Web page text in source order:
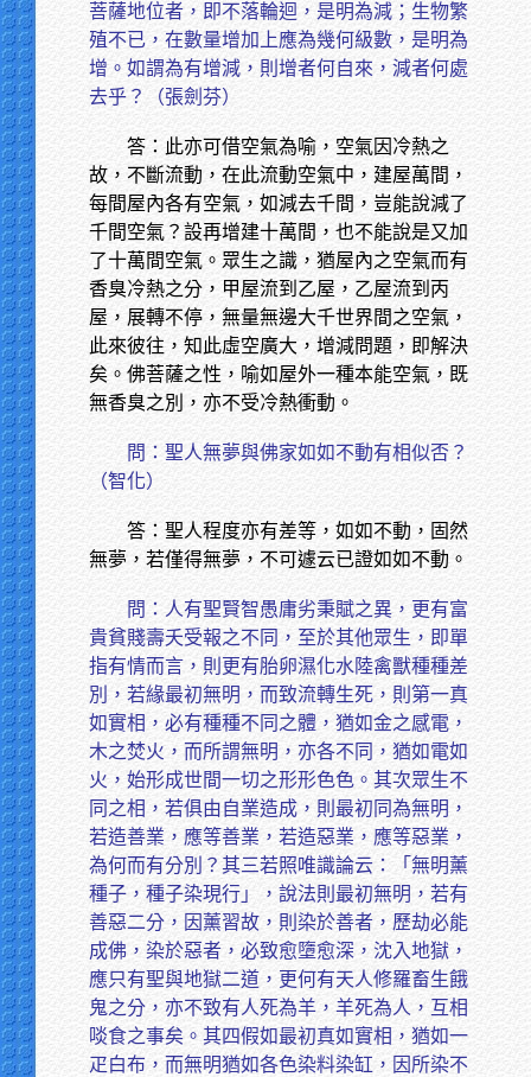
菩薩地位者，即不落輪迴，是明為減；生物繁
殖不已，在數量增加上應為幾何級數，是明為
增。如謂為有增減，則增者何自來，減者何處
去乎？（張劍芬）
答：此亦可借空氣為喻，空氣因冷熱之
故，不斷流動，在此流動空氣中，建屋萬間，
每間屋內各有空氣，如減去千間，豈能說減了
千間空氣？設再增建十萬間，也不能說是又加
了十萬間空氣。眾生之識，猶屋內之空氣而有
香臭冷熱之分，甲屋流到乙屋，乙屋流到丙
屋，展轉不停，無量無邊大千世界間之空氣，
此來彼往，知此虛空廣大，增減問題，即解決
矣。佛菩薩之性，喻如屋外一種本能空氣，既
無香臭之別，亦不受冷熱衝動。
問：聖人無夢與佛家如如不動有相似否？
（智化）
答：聖人程度亦有差等，如如不動，固然
無夢，若僅得無夢，不可遽云已證如如不動。
問：人有聖賢智愚庸劣秉賦之異，更有富
貴貧賤壽夭受報之不同，至於其他眾生，即單
指有情而言，則更有胎卵濕化水陸禽獸種種差
別，若緣最初無明，而致流轉生死，則第一真
如實相，必有種種不同之體，猶如金之感電，
木之焚火，而所謂無明，亦各不同，猶如電如
火，始形成世間一切之形形色色。其次眾生不
同之相，若俱由自業造成，則最初同為無明，
若造善業，應等善業，若造惡業，應等惡業，
為何而有分別？其三若照唯識論云：「無明薰
種子，種子染現行」，說法則最初無明，若有
善惡二分，因薰習故，則染於善者，歷劫必能
成佛，染於惡者，必致愈墮愈深，沈入地獄，
應只有聖與地獄二道，更何有天人修羅畜生餓
鬼之分，亦不致有人死為羊，羊死為人，互相
啖食之事矣。其四假如最初真如實相，猶如一
疋白布，而無明猶如各色染料染缸，因所染不